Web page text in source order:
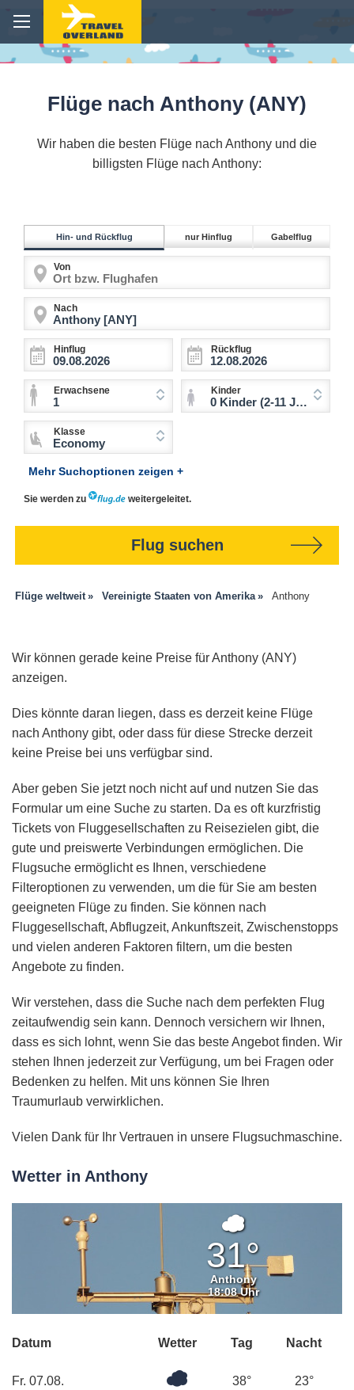
Flüge nach Anthony (ANY)
Wir haben die besten Flüge nach Anthony und die
billigsten Flüge nach Anthony:
Hin- und Rückflug nur Hinflug Gabelflug
Von
Nach
Hinflug Rückflug
Erwachsene
1
Kinder
0 Kinder (2-11 Jahre)
Klasse
Economy
Mehr Suchoptionen zeigen +
Sie werden zu weitergeleitet.
Flug suchen
Flüge weltweit Vereinigte Staaten von Amerika Anthony
Wir können gerade keine Preise für Anthony (ANY)
anzeigen.
Dies könnte daran liegen, dass es derzeit keine Flüge
nach Anthony gibt, oder dass für diese Strecke derzeit
keine Preise bei uns verfügbar sind.
Aber geben Sie jetzt noch nicht auf und nutzen Sie das
Formular um eine Suche zu starten. Da es oft kurzfristig
Tickets von Fluggesellschaften zu Reisezielen gibt, die
gute und preiswerte Verbindungen ermöglichen. Die
Flugsuche ermöglicht es Ihnen, verschiedene
Filteroptionen zu verwenden, um die für Sie am besten
geeigneten Flüge zu finden. Sie können nach
Fluggesellschaft, Abflugzeit, Ankunftszeit, Zwischenstopps
und vielen anderen Faktoren filtern, um die besten
Angebote zu finden.
Wir verstehen, dass die Suche nach dem perfekten Flug
zeitaufwendig sein kann. Dennoch versichern wir Ihnen,
dass es sich lohnt, wenn Sie das beste Angebot finden. Wir
stehen Ihnen jederzeit zur Verfügung, um bei Fragen oder
Bedenken zu helfen. Mit uns können Sie Ihren
Traumurlaub verwirklichen.
Vielen Dank für Ihr Vertrauen in unsere Flugsuchmaschine.
Wetter in Anthony
Bedeckt
31°
Anthony
18:08 Uhr
Datum Wetter Tag Nacht
Fr. 07.08. 38° 23°